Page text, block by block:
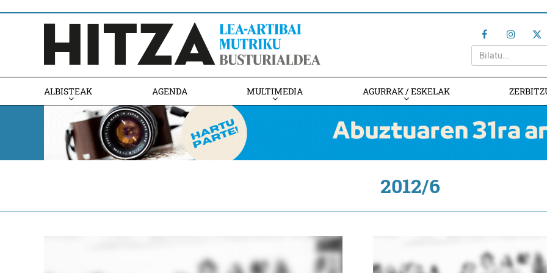
ALBISTEAK AGENDA MULTIMEDIA AGURRAK / ESKELAK
2012/6